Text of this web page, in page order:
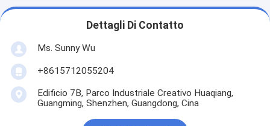
Dettagli Di Contatto
Ms. Sunny Wu
+8615712055204
Edificio 7B, Parco Industriale Creativo Huaqiang,
Guangming, Shenzhen, Guangdong, Cina